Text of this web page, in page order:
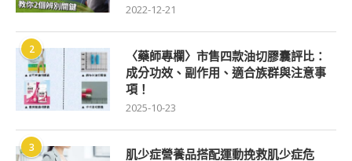
2022-12-21
2
〈藥師專欄〉市售四款油切膠囊評比：
成分功效、副作用、適合族群與注意事
項！
2025-10-23
3
肌少症營養品搭配運動挽救肌少症危